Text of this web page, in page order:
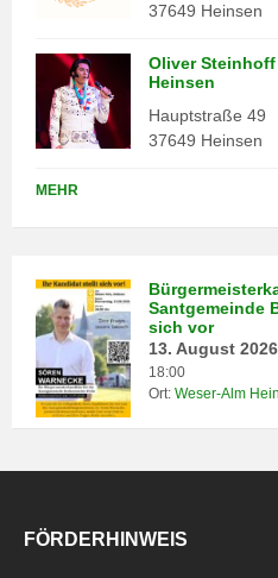
37649 Heinsen
Oliver
Heinsen
Hauptstraße 49
37649 Heinsen
MEHR
Santgemeinde
sich vor
13. August 2026
18:00
Ort: Weser-Alm
FÖRDERHINWEIS